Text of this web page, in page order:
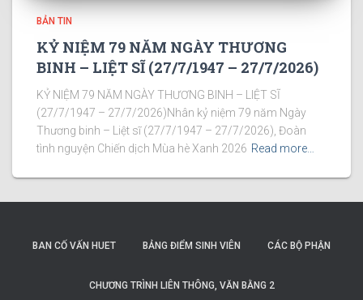
BẢN TIN
KỶ NIỆM 79 NĂM NGÀY THƯƠNG
BINH – LIỆT SĨ (27/7/1947 – 27/7/2026)
KỶ NIỆM 79 NĂM NGÀY THƯƠNG BINH – LIỆT SĨ
(27/7/1947 – 27/7/2026)Nhân kỷ niệm 79 năm Ngày
Thương binh – Liệt sĩ (27/7/1947 – 27/7/2026), Đoàn
tình nguyện Chiến dịch Mùa hè Xanh 2026 Read more…
BAN CỐ VẤN HUET BẢNG ĐIỂM SINH VIÊN CÁC BỘ PHẬN
CHƯƠNG TRÌNH LIÊN THÔNG, VĂN BẰNG 2